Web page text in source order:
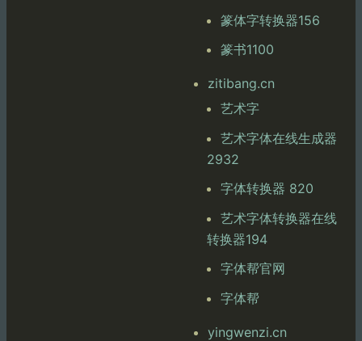
篆体字转换器156
篆书1100
zitibang.cn
艺术字
艺术字体在线生成器
2932
字体转换器 820
艺术字体转换器在线
转换器194
字体帮官网
字体帮
yingwenzi.cn